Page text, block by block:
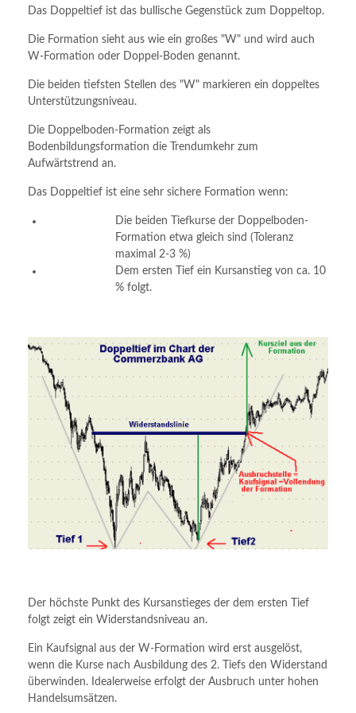
Das Doppeltief ist das bullische Gegenstück zum Doppeltop.
Die Formation sieht aus wie ein großes "W" und wird auch
W-Formation oder Doppel-Boden genannt.
Die beiden tiefsten Stellen des "W" markieren ein doppeltes
Unterstützungsniveau.
Die Doppelboden-Formation zeigt als
Bodenbildungsformation die Trendumkehr zum
Aufwärtstrend an.
Das Doppeltief ist eine sehr sichere Formation wenn:
Die beiden Tiefkurse der Doppelboden-
Formation etwa gleich sind (Toleranz
maximal 2-3 %)
Dem ersten Tief ein Kursanstieg von ca. 10
% folgt.
Der höchste Punkt des Kursanstieges der dem ersten Tief
folgt zeigt ein Widerstandsniveau an.
Ein Kaufsignal aus der W-Formation wird erst ausgelöst,
wenn die Kurse nach Ausbildung des 2. Tiefs den Widerstand
überwinden. Idealerweise erfolgt der Ausbruch unter hohen
Handelsumsätzen.